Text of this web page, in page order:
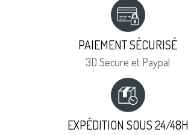
PAIEMENT SÉCURISÉ
3D Secure et Paypal
EXPÉDITION SOUS 24/48H